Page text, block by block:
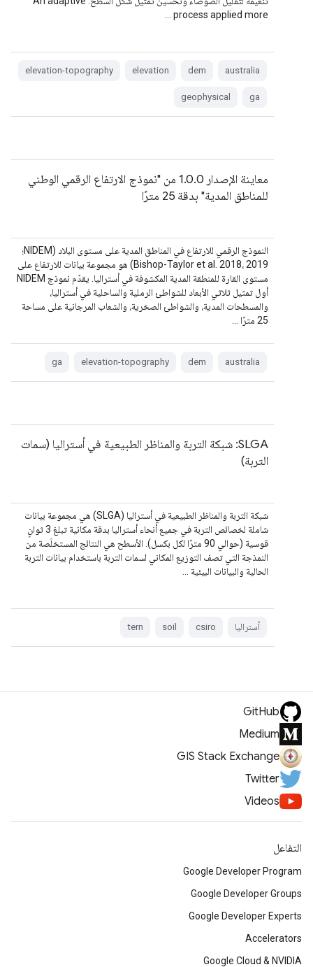
process applied more …
australia
dem
elevation
elevation-topography
ga
geophysical
معاينة الإصدار 1.0.0 من "نموذج الارتفاع الرقمي الوطني
للمناطق المدية" بدقة 25 مترًا
النموذج الرقمي للارتفاع في المناطق المدية على مستوى البلاد (NIDEM؛
Bishop-Taylor et al. 2018، 2019) هو مجموعة بيانات للارتفاع على
مستوى القارة للمنطقة المدية المكشوفة في أستراليا. يقدّم نموذج NIDEM
أول تمثيل ثلاثي الأبعاد للشواطئ الرملية والساحلية في أستراليا،
والمسطحات المدية، والشواطئ الصخرية، والشعاب المرجانية على مساحة
25 مترًا …
australia
dem
elevation-topography
ga
SLGA: شبكة التربة والمناظر الطبيعية في أستراليا (سمات
التربة)
شبكة التربة والمناظر الطبيعية في أستراليا (SLGA) هي مجموعة بيانات
شاملة لخصائص التربة في جميع أنحاء أستراليا بدقة مكانية تبلغ 3 ثوانٍ
قوسية (حوالي 90 مترًا لكل بكسل). الأسطح هي النتائج المستخلَصة من
النمذجة التي تصف التوزيع المكاني لسمات التربة باستخدام بيانات التربة
الحالية والبيانات البيئية …
أستراليا csiro
soil
tern
GitHub
Medium
GIS Stack Exchange
Twitter
Videos
التفاعل
Google Developer Program
Google Developer Groups
Google Developer Experts
Accelerators
Google Cloud & NVIDIA